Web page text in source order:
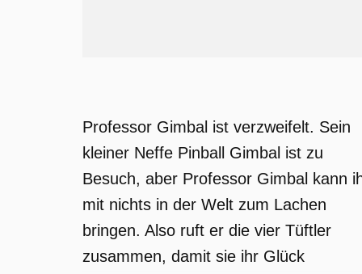
Professor Gimbal ist verzweifelt. Sein
kleiner Neffe Pinball Gimbal ist zu
Besuch, aber Professor Gimbal kann
mit nichts in der Welt zum Lachen
bringen. Also ruft er die vier Tüftler
zusammen, damit sie ihr Glück